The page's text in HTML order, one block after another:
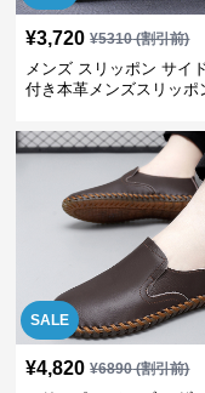
¥3,720 ¥5310(割引前)
メンズ スリッポン サイ
付き本革メンズスリッポ
SALE
¥4,820 ¥6890(割引前)